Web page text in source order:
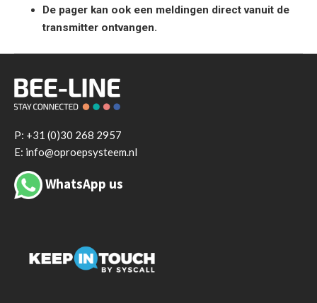
De pager kan ook een meldingen direct vanuit de
transmitter ontvangen.
P: +31 (0)30 268 2957
E: info@oproepsysteem.nl
WhatsApp us